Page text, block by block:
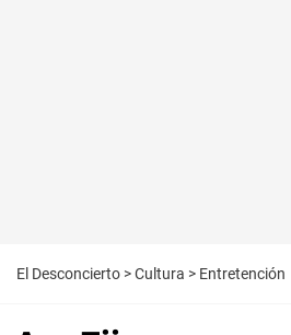
El Desconcierto >Cultura > Entretención